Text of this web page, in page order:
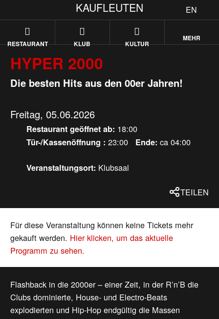
EN
KAUFLEUTEN
RESTAURANT KLUB KULTUR
MEHR
HYPER 2000
Die besten Hits aus den 00er Jahren!
Freitag, 05.06.2026
Restaurant geöffnet ab: 18:00
Tür-/Kassenöffnung : 23:00 Ende: ca 04:00
Veranstaltungsort: Klubsaal
TEILEN
Für diese Veranstaltung können keine Tickets mehr
gekauft werden. Hier klicken, um das aktuelle
Programm zu sehen.
Flashback in die 2000er – einer Zeit, in der R’n’B die
Clubs dominierte, House- und Electro-Beats
explodierten und Hip-Hop endgültig die Massen